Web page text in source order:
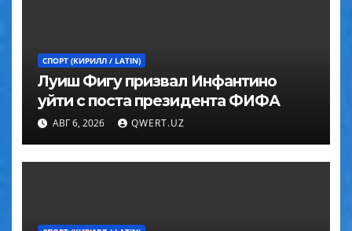
СПОРТ (КИРИЛЛ / LATIN)
Луиш Фигу призвал Инфантино
уйти с поста президента ФИФА
АВГ 6, 2026 QWERT.UZ